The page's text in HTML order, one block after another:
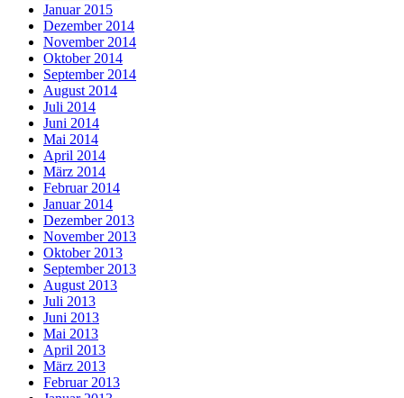
Januar 2015
Dezember 2014
November 2014
Oktober 2014
September 2014
August 2014
Juli 2014
Juni 2014
Mai 2014
April 2014
März 2014
Februar 2014
Januar 2014
Dezember 2013
November 2013
Oktober 2013
September 2013
August 2013
Juli 2013
Juni 2013
Mai 2013
April 2013
März 2013
Februar 2013